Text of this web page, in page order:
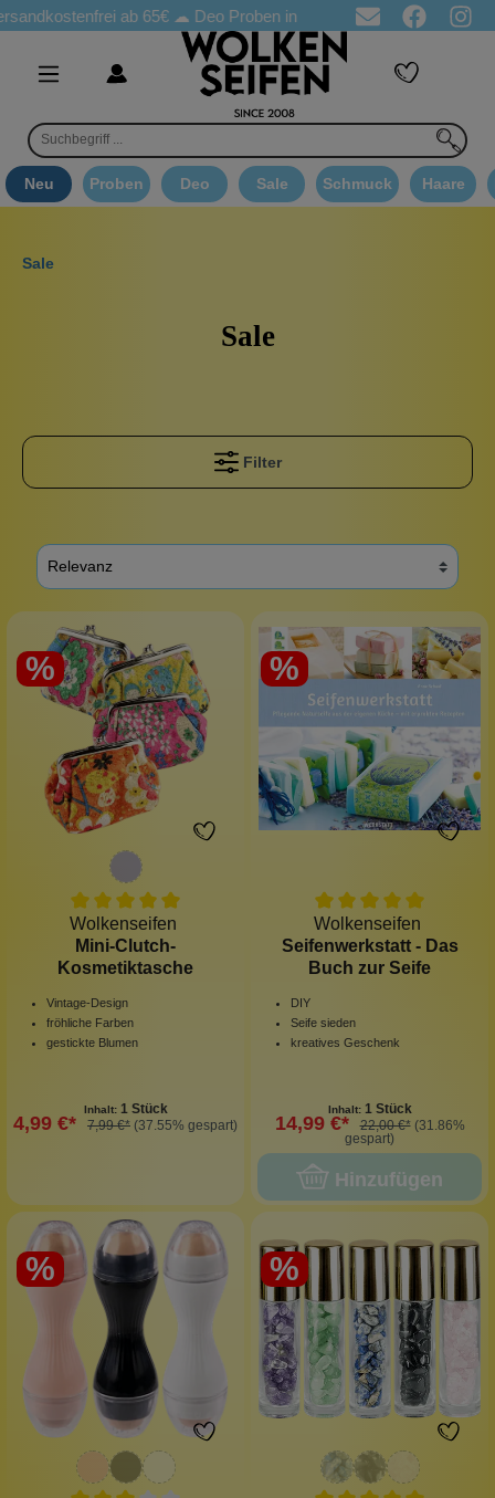
ab 65€☁ Deo Proben in jeder Bestellung ☁ Goodie
Neu Proben Deo Sale Schmuck Haare
Sale
Sale
Filter
%
Wolkenseifen
Mini-Clutch-
Kosmetiktasche
Vintage-Design
fröhliche Farben
gestickte Blumen
Inhalt: 1 Stück
4,99 €* 7,99 €* (37.55% gespart)
%
Wolkenseifen
Seifenwerkstatt - Das
Buch zur Seife
DIY
Seife sieden
kreatives Geschenk
Inhalt: 1 Stück
14,99 €* 22,00 €* (31.86%
gespart)
Hinzufügen
% %